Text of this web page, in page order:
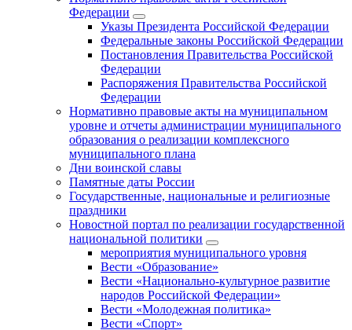
Федерации
Указы Президента Российской Федерации
Федеральные законы Российской Федерации
Постановления Правительства Российской
Федерации
Распоряжения Правительства Российской
Федерации
Нормативно правовые акты на муниципальном
уровне и отчеты администрации муниципального
образования о реализации комплексного
муниципального плана
Дни воинской славы
Памятные даты России
Государственные, национальные и религиозные
праздники
Новостной портал по реализации государственной
национальной политики
мероприятия муниципального уровня
Вести «Образование»
Вести «Национально-культурное развитие
народов Российской Федерации»
Вести «Молодежная политика»
Вести «Спорт»